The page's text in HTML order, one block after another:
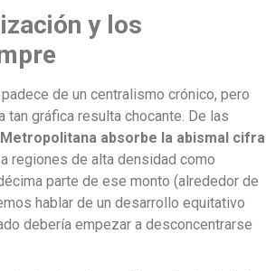
y los
de un centralismo crónico, pero
gráfica resulta chocante. De las
Metropolitana absorbe la abismal cifra
regiones de alta densidad como
parte de ese monto (alrededor de
hablar de un desarrollo equitativo
debería empezar a desconcentrarse